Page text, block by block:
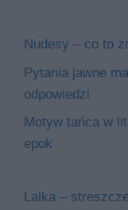
Nudesy – co to
Pytania jawne
odpowiedzi
Motyw tańca w
epok
Lalka –